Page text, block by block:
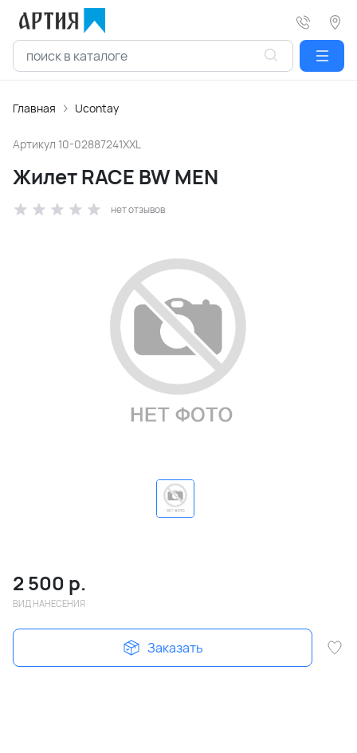
Главная Ucontay
Артикул 10-02887241XXL
Жилет RACE BW MEN
нет отзывов
2 500 р.
ВИД НАНЕСЕНИЯ
Заказать